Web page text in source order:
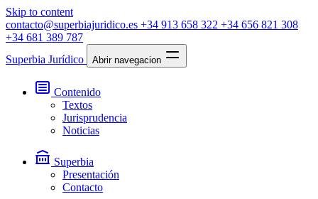
Skip to content
contacto@superbiajuridico.es +34 913 658 322 +34 656 821 308
+34 681 389 787
Superbia Jurídico
Abrir navegacion
Contenido
Textos
Jurisprudencia
Noticias
Superbia
Presentación
Contacto